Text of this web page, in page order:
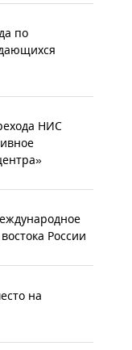
по
НИС
России
на